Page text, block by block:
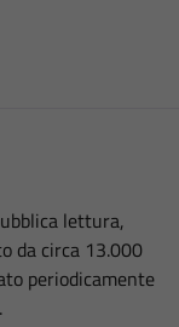
lettura,
da circa 13.000
periodicamente